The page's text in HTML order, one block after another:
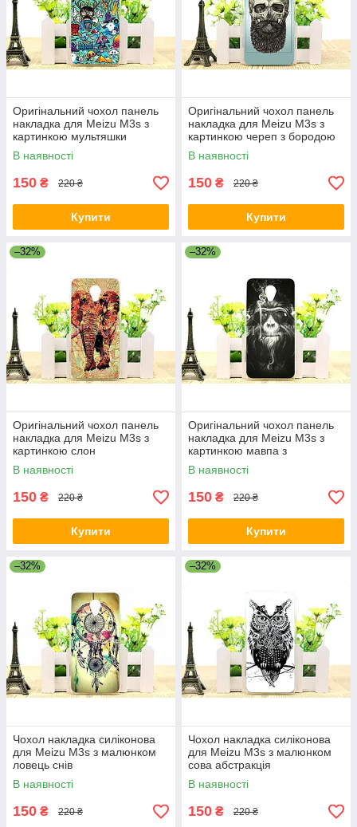
Оригінальний чохол панель
накладка для Meizu M3s з
картинкою мультяшки
В наявності
150 ₴ 220 ₴
Купити
Оригінальний чохол панель
накладка для Meizu M3s з
картинкою череп з бородою
В наявності
150 ₴ 220 ₴
Купити
–32%
Оригінальний чохол панель
накладка для Meizu M3s з
картинкою слон
В наявності
150 ₴ 220 ₴
Купити
–32%
Оригінальний чохол панель
накладка для Meizu M3s з
картинкою мавпа з
сигаретою
В наявності
150 ₴ 220 ₴
Купити
–32%
Чохол накладка силіконова
для Meizu M3s з малюнком
ловець снів
В наявності
150 ₴ 220 ₴
–32%
Чохол накладка силіконова
для Meizu M3s з малюнком
сова абстракція
В наявності
150 ₴ 220 ₴